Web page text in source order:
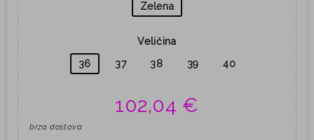
Zelena
Veličina
36
37 38 39 40
102,04 €
brza dostava